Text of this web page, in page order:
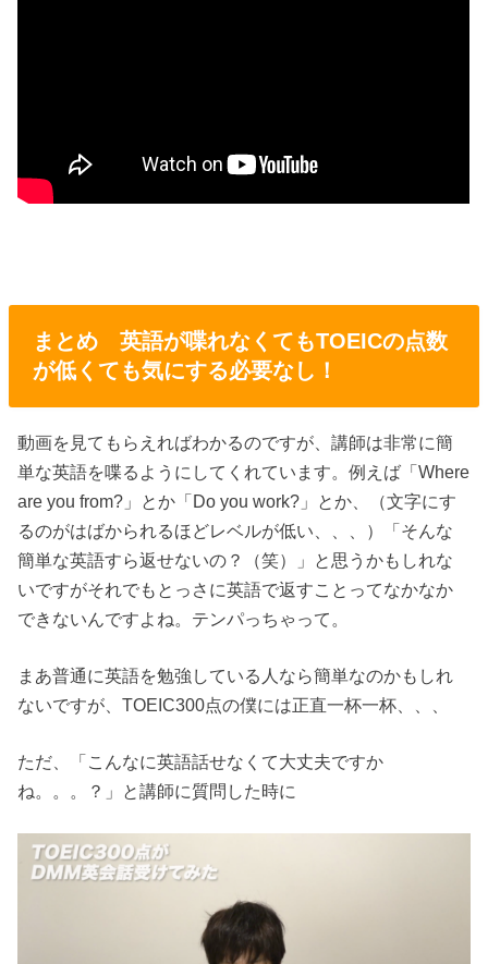
まとめ 英語が喋れなくてもTOEICの点数
が低くても気にする必要なし！
動画を見てもらえればわかるのですが、講師は非常に簡
単な英語を喋るようにしてくれています。例えば「Where
are you from?」とか「Do you work?」とか、（文字にす
るのがはばかられるほどレベルが低い、、、）「そんな
簡単な英語すら返せないの？（笑）」と思うかもしれな
いですがそれでもとっさに英語で返すことってなかなか
できないんですよね。テンパっちゃって。
まあ普通に英語を勉強している人なら簡単なのかもしれ
ないですが、TOEIC300点の僕には正直一杯一杯、、、
ただ、「こんなに英語話せなくて大丈夫ですか
ね。。。？」と講師に質問した時に